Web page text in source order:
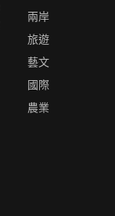
兩岸
旅遊
藝文
國際
農業